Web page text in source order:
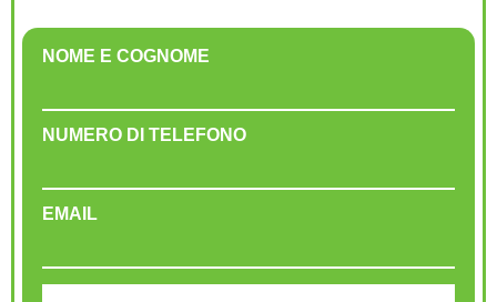
NOME E COGNOME
NUMERO DI TELEFONO
EMAIL